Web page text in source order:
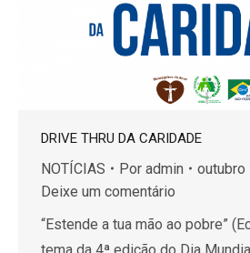
DRIVE THRU DA CARIDADE
NOTÍCIAS Por admin
outubro
Deixe um comentário
“Estende a tua mão ao pobre”
tema da 4ª edição do Dia